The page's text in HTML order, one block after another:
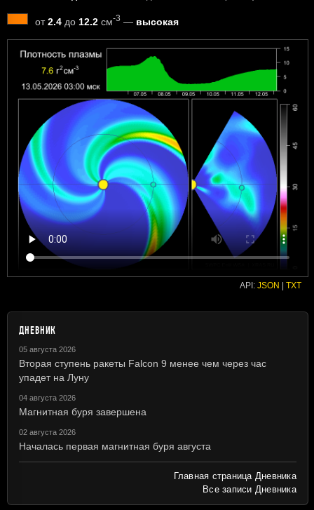
от2.4 до 12.2 см-3 — высокая
API: JSON | TXT
ДНЕВНИК
05 августа 2026
Вторая ступень ракеты Falcon 9 менее чем через час
упадет на Луну
04 августа 2026
Магнитная буря завершена
02 августа 2026
Началась первая магнитная буря августа
Главная страница Дневника
Все записи Дневника